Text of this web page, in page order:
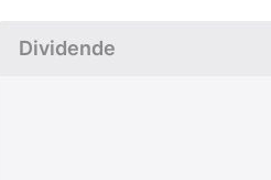
Dividende